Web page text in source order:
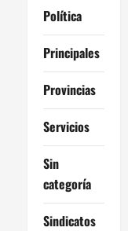
Política
Principales
Provincias
Servicios
Sin
categoría
Sindicatos